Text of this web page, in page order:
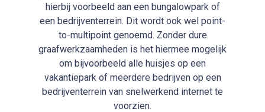
hierbij voorbeeld aan een bungalowpark of
een bedrijventerrein. Dit wordt ook wel point-
to-multipoint genoemd. Zonder dure
graafwerkzaamheden is het hiermee mogelijk
om bijvoorbeeld alle huisjes op een
vakantiepark of meerdere bedrijven op een
bedrijventerrein van snelwerkend internet te
voorzien.